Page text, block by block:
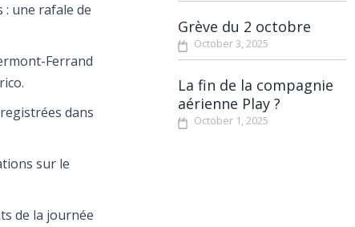
: une rafale de
Ferrand
dans
sur le
de la journée
Grève du 2 octobre
October 3, 2025
La fin de la compagnie
aérienne Play ?
October 1, 2025